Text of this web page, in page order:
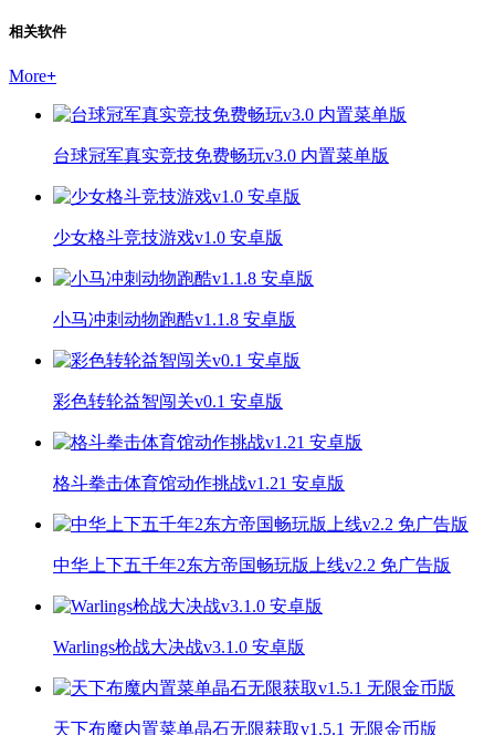
相关软件
More+
台球冠军真实竞技免费畅玩v3.0 内置菜单版
少女格斗竞技游戏v1.0 安卓版
小马冲刺动物跑酷v1.1.8 安卓版
彩色转轮益智闯关v0.1 安卓版
格斗拳击体育馆动作挑战v1.21 安卓版
中华上下五千年2东方帝国畅玩版上线v2.2 免广告版
Warlings枪战大决战v3.1.0 安卓版
天下布魔内置菜单晶石无限获取v1.5.1 无限金币版